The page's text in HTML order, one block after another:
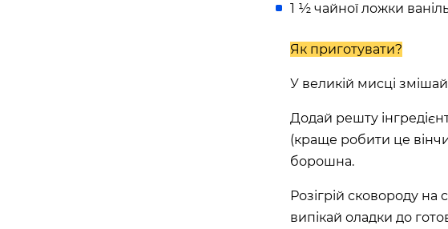
вулиця Ярослава Мудрого, 40, Біла Церква, Київська
APOLLO NEXT 033 (ТЦ «МАГІГРАНД»)
вулиця Келецька, 78в, Вінниця, Вінницька область, Україна
APOLLO NEXT 027 (ЦУМ «КИЇВСЬКИЙ ШЛЯХ»)
1 ½ чайної ложки
Як приготувати?
У великій мисці
Додай решту
(краще робити це
борошна.
Розігрій сковороду на
випікай оладки до